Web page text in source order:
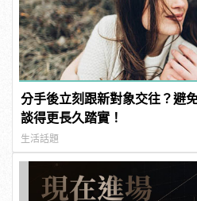
分手後立刻跟新對象交往？避
談得更長久踏實！
生活話題